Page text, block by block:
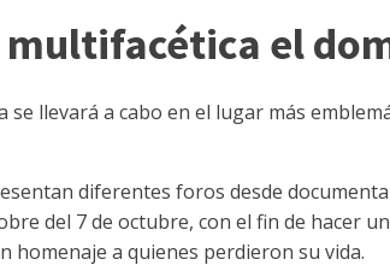
el
se llevará a cabo en el lugar más
diferentes foros desde
del 7 de octubre, con el fin de hacer
homenaje a quienes perdieron su vida.